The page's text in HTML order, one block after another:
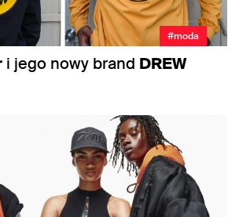
#moda
i jego nowy brand DREW